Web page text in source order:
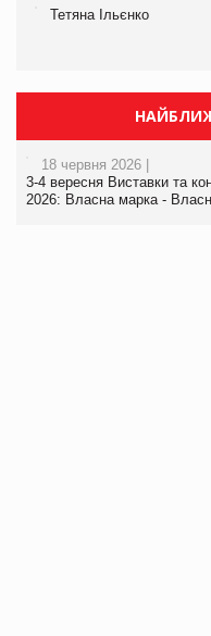
Тетяна Ільєнко
18 червня 2026 |
3-4 вересня Виставки та
2026: Власна марка -